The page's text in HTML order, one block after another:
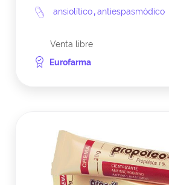
ansiolítico,antiespasmódico
Venta libre
Eurofarma